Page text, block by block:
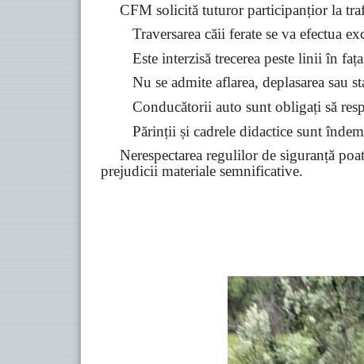
CFM solicită tuturor participanțior la
Traversarea căii ferate se va efectua
Este interzisă trecerea peste linii în
Nu se admite aflarea, deplasarea sau
Conducătorii auto sunt obligați să
Părinții și cadrele didactice sunt
Nerespectarea regulilor de siguranță
prejudicii materiale semnificative.